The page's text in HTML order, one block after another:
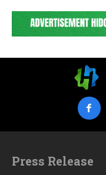
Press Release